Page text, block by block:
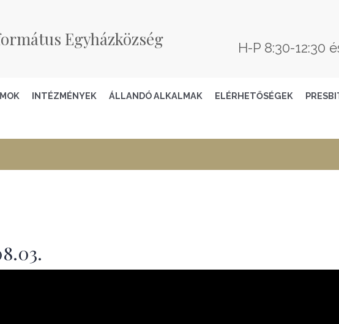
Egyházközség H-P 8:30-12:30
INTÉZMÉNYEK ÁLLANDÓ ALKALMAK ELÉRHETŐSÉGEK